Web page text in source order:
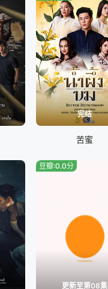
完结
苦蜜
更新至第08集
豆瓣:0.0分